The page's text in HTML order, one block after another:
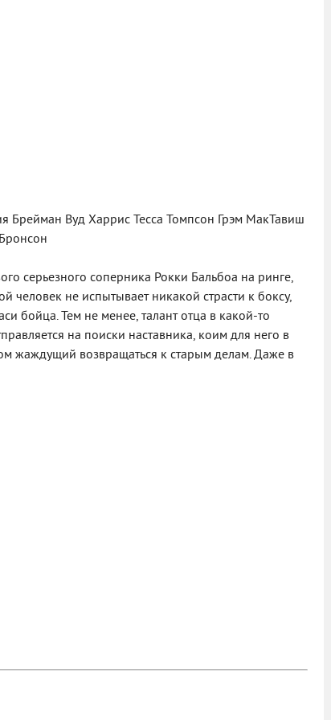
Брейман Вуд Харрис Тесса Томпсон Грэм МакТавиш
серьезного соперника Рокки Бальбоа на ринге,
человек не испытывает никакой страсти к боксу,
бойца. Тем не менее, талант отца в какой-то
на поиски наставника, коим для него в
жаждущий возвращаться к старым делам. Даже в